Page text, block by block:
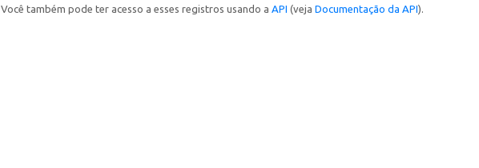
Você também pode ter acesso a esses registros usando a API (veja Documentação da API).